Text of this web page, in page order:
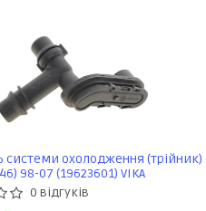
охолодження (трійник)
98-07 (19623601) VIKA
0 відгуків